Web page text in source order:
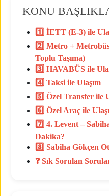
KONU
1️⃣ İETT (E-3) ile
2️⃣ Metro +
Toplu Taşıma)
3️⃣ HAVABÜS ile
4️⃣ Taksi ile Ulaşım
5️⃣ Özel Transfer ile
6️⃣ Özel Araç ile
7️⃣ 4. Levent –
Dakika?
8️⃣ Sabiha Gökçen
❓ Sık Sorulan